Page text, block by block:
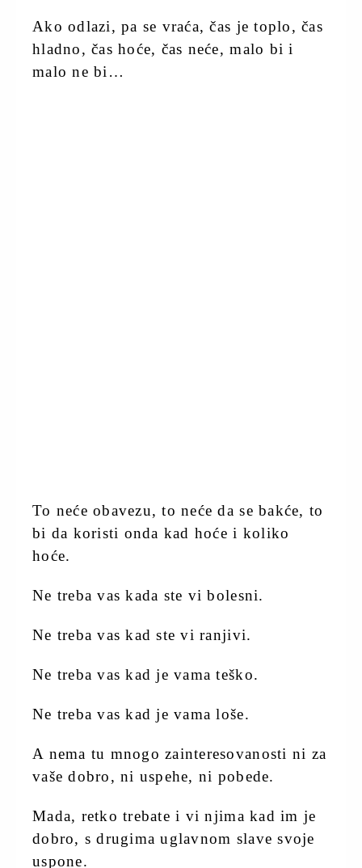
Ako odlazi, pa se vraća, čas je toplo, čas
hladno, čas hoće, čas neće, malo bi i
malo ne bi…
To neće obavezu, to neće da se bakće, to
bi da koristi onda kad hoće i koliko
hoće.
Ne treba vas kada ste vi bolesni.
Ne treba vas kad ste vi ranjivi.
Ne treba vas kad je vama teško.
Ne treba vas kad je vama loše.
A nema tu mnogo zainteresovanosti ni za
vaše dobro, ni uspehe, ni pobede.
Mada, retko trebate i vi njima kad im je
dobro, s drugima uglavnom slave svoje
uspone.